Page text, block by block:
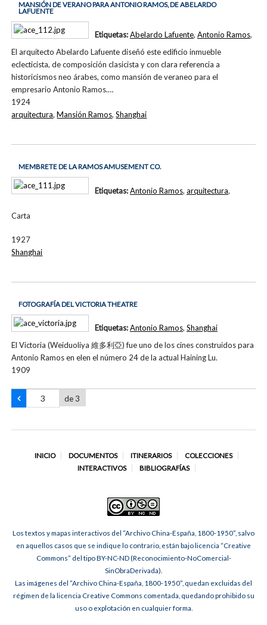
MANSIÓN DE VERANO PARA ANTONIO RAMOS, DE ABELARDO
LAFUENTE
El arquitecto Abelardo Lafuente diseñó este edificio inmueble
eclecticista, de composición clasicista y con clara referencia a
historicismos neo árabes, como mansión de veraneo para el
empresario Antonio Ramos.…
1924
Etiquetas:Abelardo Lafuente, Antonio Ramos,
arquitectura,Mansión Ramos,Shanghai
MEMBRETE DE LA RAMOS AMUSEMENT CO.
Carta
1927
Etiquetas:Antonio Ramos, arquitectura,
Shanghai
FOTOGRAFÍA DEL VICTORIA THEATRE
El Victoria (Weiduoliya 維多利亞) fue uno de los cines construidos para
Antonio Ramos en elen el número 24 de la actual Haining Lu.
1909
Etiquetas:Antonio Ramos, Shanghai
de 3
INICIO DOCUMENTOS ITINERARIOS
COLECCIONES
INTERACTIVOS
BIBLIOGRAFÍAS
Los textos y mapas interactivos del “Archivo China-España, 1800-1950”, salvo
en aquellos casos que se indique lo contrario, están bajo licencia “Creative
Commons” del tipo BY-NC-ND (Reconocimiento-NoComercial-
SinObraDerivada).
Las imágenes del “Archivo China-España, 1800-1950”, quedan excluidas del
régimen de la licencia Creative Commons comentada, quedando prohibido su
uso o explotación en cualquier forma.